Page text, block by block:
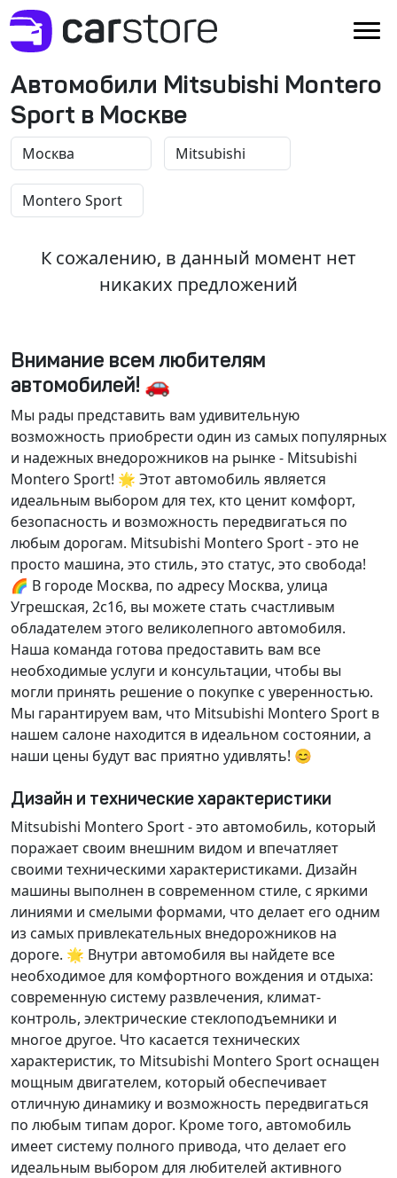
Автомобили Mitsubishi Montero
Sport в Москве
К сожалению, в данный момент нет
никаких предложений
Внимание всем любителям
автомобилей! 🚗
Мы рады представить вам удивительную
возможность приобрести один из самых популярных
и надежных внедорожников на рынке - Mitsubishi
Montero Sport! 🌟 Этот автомобиль является
идеальным выбором для тех, кто ценит комфорт,
безопасность и возможность передвигаться по
любым дорогам. Mitsubishi Montero Sport - это не
просто машина, это стиль, это статус, это свобода!
🌈 В городе Москва, по адресу Москва, улица
Угрешская, 2с16, вы можете стать счастливым
обладателем этого великолепного автомобиля.
Наша команда готова предоставить вам все
необходимые услуги и консультации, чтобы вы
могли принять решение о покупке с уверенностью.
Мы гарантируем вам, что Mitsubishi Montero Sport в
нашем салоне находится в идеальном состоянии, а
наши цены будут вас приятно удивлять! 😊
Дизайн и технические характеристики
Mitsubishi Montero Sport - это автомобиль, который
поражает своим внешним видом и впечатляет
своими техническими характеристиками. Дизайн
машины выполнен в современном стиле, с яркими
линиями и смелыми формами, что делает его одним
из самых привлекательных внедорожников на
дороге. 🌟 Внутри автомобиля вы найдете все
необходимое для комфортного вождения и отдыха:
современную систему развлечения, климат-
контроль, электрические стеклоподъемники и
многое другое. Что касается технических
характеристик, то Mitsubishi Montero Sport оснащен
мощным двигателем, который обеспечивает
отличную динамику и возможность передвигаться
по любым типам дорог. Кроме того, автомобиль
имеет систему полного привода, что делает его
идеальным выбором для любителей активного